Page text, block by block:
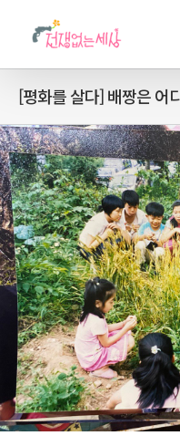
[평화를 살다] 배짱은 어